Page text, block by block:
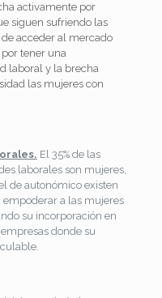
activamente por
siguen sufriendo las
acceder al mercado
tener una
laboral y la brecha
las mujeres con
El 35% de las
laborales son mujeres,
de autonómico existen
empoderar a las mujeres
su incorporación en
donde su